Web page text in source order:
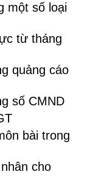
một số loại
từ tháng
quảng cáo
số CMND
bài trong
cho